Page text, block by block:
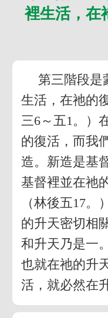
裡生活，在
第三階段是
生活，在祂的
三6～五1。）
的復活，而我
造。新造是基
基督裡並在祂
（林後五17
的升天密切相
和升天乃是一
也就在祂的升
活，就必然在